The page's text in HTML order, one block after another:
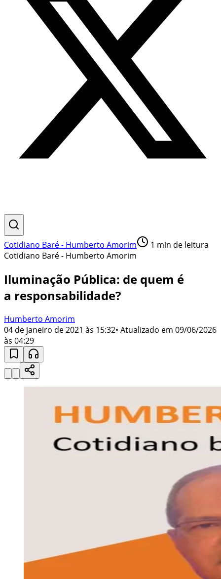
Cotidiano Baré - Humberto Amorim 1 min de leitura
Cotidiano Baré - Humberto Amorim
Iluminação Pública: de quem é
a responsabilidade?
Humberto Amorim
04 de janeiro de 2021 às 15:32• Atualizado em 09/06/2026
às 04:29